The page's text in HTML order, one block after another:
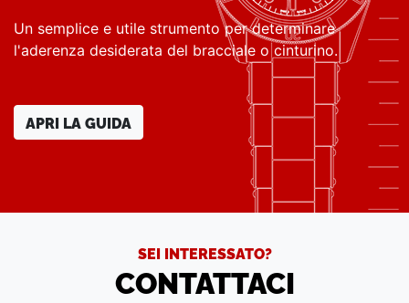
Un semplice e utile strumento per determinare
l'aderenza desiderata del bracciale o cinturino.
APRI LA GUIDA
SEI INTERESSATO?
CONTATTACI